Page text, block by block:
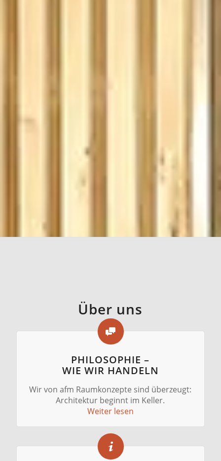
Über uns
PHILOSOPHIE –
WIE WIR HANDELN
Wir von afm Raumkonzepte sind überzeugt:
Architektur beginnt im Keller.
Weiter lesen